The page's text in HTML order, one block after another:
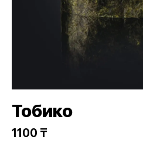
Тобико
1100 ₸